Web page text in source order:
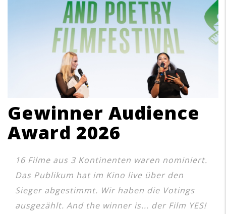
Gewinner Audience
Award 2026
16 Filme aus 3 Kontinenten waren nominiert.
Das Publikum hat im Kino live über den
Sieger abgestimmt. Wir haben die Votings
ausgezählt. And the winner is... der Film YES!